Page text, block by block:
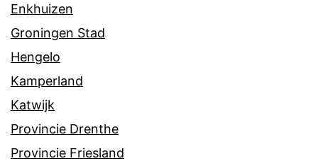
Enkhuizen
Groningen Stad
Hengelo
Kamperland
Katwijk
Provincie Drenthe
Provincie Friesland